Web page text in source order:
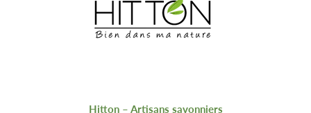
Hitton – Artisans savonniers